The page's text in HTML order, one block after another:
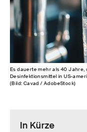
Es dauerte mehr als 40
Desinfektionsmittel in US-
(Bild: Cavad / AdobeStock)
In Kürze